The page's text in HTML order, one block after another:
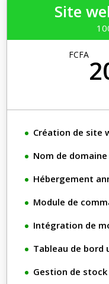
Site
FCFA
Création de site
Nom de
Hébergement
Module de
Intégration de
Tableau de bord
Gestion de stock